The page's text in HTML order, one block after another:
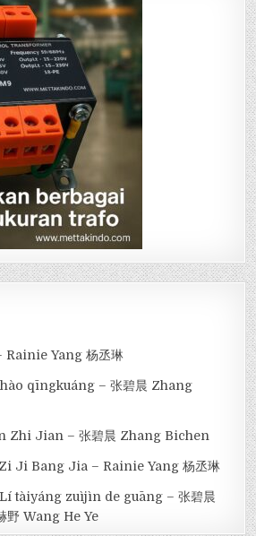
Yang 杨丞琳
qīngkuáng – 张碧晨 Zhang
Zhi Jian – 张碧晨 Zhang Bichen
Ji Bang Jia – Rainie Yang 杨丞琳
tàiyáng zuìjìn de guāng – 张碧晨
Wang He Ye